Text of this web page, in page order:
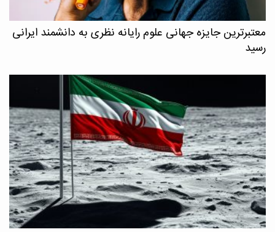
معتبرترین جایزه جهانی علوم رایانه نظری به دانشمند ایرانی
رسید